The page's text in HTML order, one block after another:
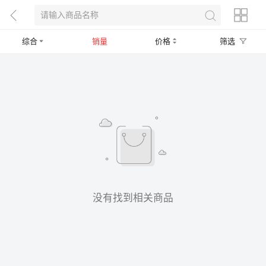
综合 销量 价格 筛选
没有找到相关商品